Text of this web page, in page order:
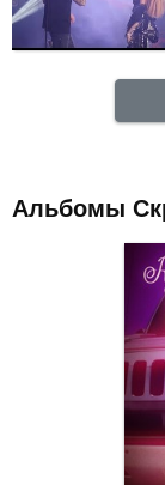
Альбомы